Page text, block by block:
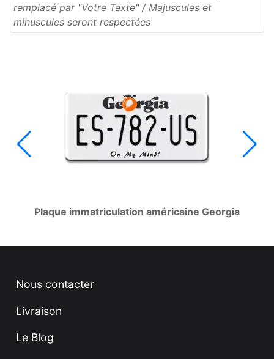
remplacé par "Votre Texte" / Majuscules et
minuscules seront respectées
Plaque immatriculation américaine Georgia
Nous contacter
Livraison
Le Blog